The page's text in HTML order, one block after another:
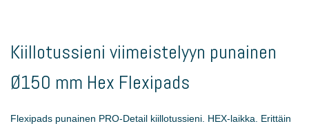
the
of
the
gallery
Kiillotussieni viimeistelyyn punainen
Ø150 mm Hex Flexipads
Flexipads punainen PRO-Detail kiillotussieni. HEX-laikka. Erittäin